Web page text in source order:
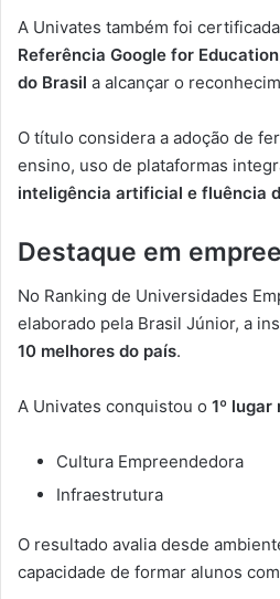
A Univates também foi
Referência Google for Education
do Brasil a alcançar o
O título considera a adoção de
ensino, uso de plataformas
inteligência artificial e fluência
Destaque em
No Ranking de Universidades
elaborado pela Brasil Júnior, a
10 melhores do país.
A Univates conquistou o 1º lugar
Cultura Empreendedora
Infraestrutura
O resultado avalia desde
capacidade de formar alunos